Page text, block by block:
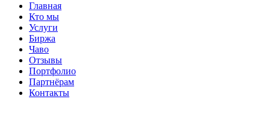
Главная
Кто мы
Услуги
Биржа
Чаво
Отзывы
Портфолио
Партнёрам
Контакты